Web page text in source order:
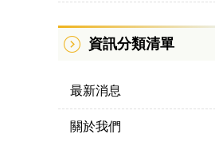
資訊分類清單
最新消息
關於我們